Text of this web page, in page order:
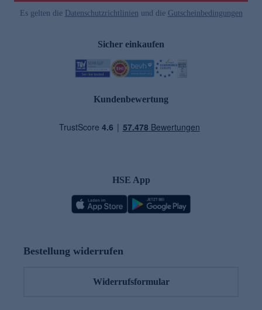
Es gelten die Datenschutzrichtlinien und die Gutscheinbedingungen
Sicher einkaufen
Kundenbewertung
HSE App
Bestellung widerrufen
Widerrufsformular